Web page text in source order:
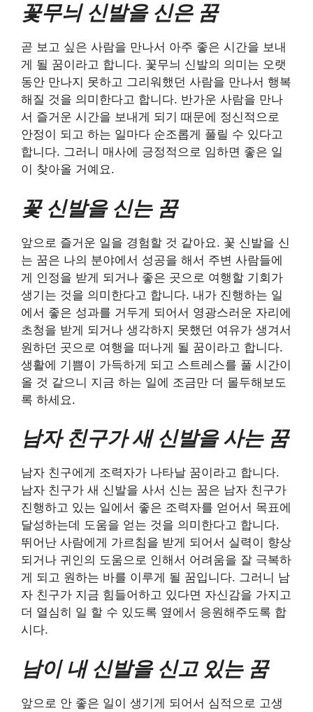
꽃무늬 신발을 신은 꿈
곧 보고 싶은 사람을 만나서 아주 좋은 시간을 보내
게 될 꿈이라고 합니다. 꽃무늬 신발의 의미는 오랫
동안 만나지 못하고 그리워했던 사람을 만나서 행복
해질 것을 의미한다고 합니다. 반가운 사람을 만나
서 즐거운 시간을 보내게 되기 때문에 정신적으로
안정이 되고 하는 일마다 순조롭게 풀릴 수 있다고
합니다. 그러니 매사에 긍정적으로 임하면 좋은 일
이 찾아올 거예요.
꽃 신발을 신는 꿈
앞으로 즐거운 일을 경험할 것 같아요. 꽃 신발을 신
는 꿈은 나의 분야에서 성공을 해서 주변 사람들에
게 인정을 받게 되거나 좋은 곳으로 여행할 기회가
생기는 것을 의미한다고 합니다. 내가 진행하는 일
에서 좋은 성과를 거두게 되어서 영광스러운 자리에
초청을 받게 되거나 생각하지 못했던 여유가 생겨서
원하던 곳으로 여행을 떠나게 될 꿈이라고 합니다.
생활에 기쁨이 가득하게 되고 스트레스를 풀 시간이
올 것 같으니 지금 하는 일에 조금만 더 몰두해보도
록 하세요.
남자 친구가 새 신발을 사는 꿈
남자 친구에게 조력자가 나타날 꿈이라고 합니다.
남자 친구가 새 신발을 사서 신는 꿈은 남자 친구가
진행하고 있는 일에서 좋은 조력자를 얻어서 목표에
달성하는데 도움을 얻는 것을 의미한다고 합니다.
뛰어난 사람에게 가르침을 받게 되어서 실력이 향상
되거나 귀인의 도움으로 인해서 어려움을 잘 극복하
게 되고 원하는 바를 이루게 될 꿈입니다. 그러니 남
자 친구가 지금 힘들어하고 있다면 자신감을 가지고
더 열심히 일 할 수 있도록 옆에서 응원해주도록 합
시다.
남이 내 신발을 신고 있는 꿈
앞으로 안 좋은 일이 생기게 되어서 심적으로 고생